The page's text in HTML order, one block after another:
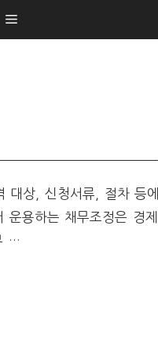
대상, 신청서류, 절차 등에
운용하는 채무조정은 경제
…